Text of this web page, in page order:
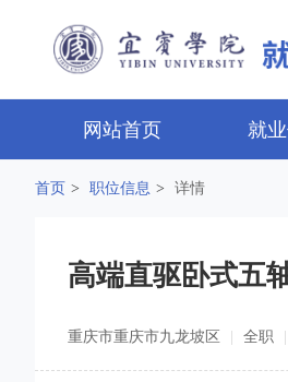
网站首页 就
首页 > 职位信息 > 详情
高端直驱卧式五
重庆市重庆市九龙坡区 全职